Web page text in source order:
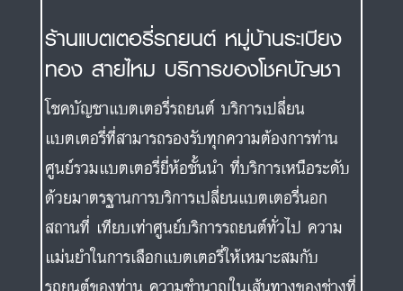
ร้านแบตเตอรี่รถยนต์ หมู่บ้านระเบียง
ทอง สายไหม บริการของโชคบัญชา
โชคบัญชาแบตเตอรี่รถยนต์ บริการเปลี่ยน
แบตเตอรี่ที่สามารถรองรับทุกความต้องการท่าน
ศูนย์รวมแบตเตอรี่ยี่ห้อชั้นนำ ที่บริการเหนือระดับ
ด้วยมาตรฐานการบริการเปลี่ยนแบตเตอรี่นอก
สถานที่ เทียบเท่าศูนย์บริการรถยนต์ทั่วไป ความ
แม่นยำในการเลือกแบตเตอรี่ให้เหมาะสมกับ